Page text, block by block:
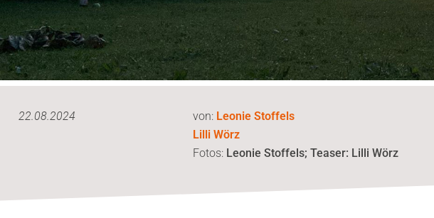
22.08.2024 von: Leonie Stoffels
Lilli Wörz
Fotos: Leonie Stoffels; Teaser: Lilli Wörz